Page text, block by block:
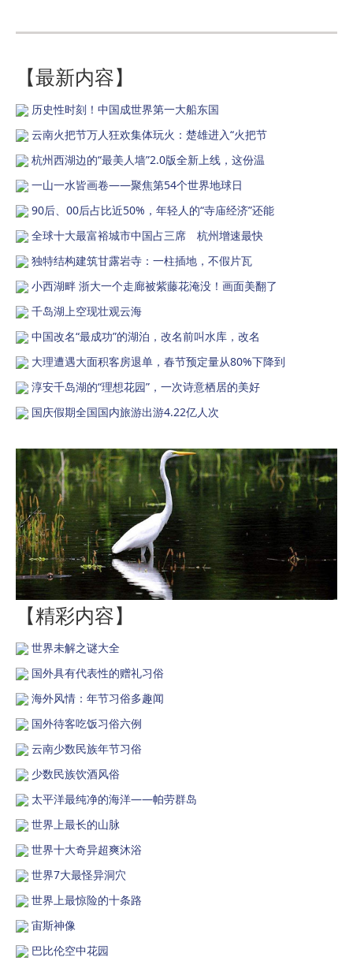
【最新内容】
历史性时刻！中国成世界第一大船东国
云南火把节万人狂欢集体玩火：楚雄进入“火把节
杭州西湖边的“最美人墙”2.0版全新上线，这份温
一山一水皆画卷——聚焦第54个世界地球日
90后、00后占比近50%，年轻人的“寺庙经济”还能
全球十大最富裕城市中国占三席 杭州增速最快
独特结构建筑甘露岩寺：一柱插地，不假片瓦
小西湖畔 浙大一个走廊被紫藤花淹没！画面美翻了
千岛湖上空现壮观云海
中国改名“最成功”的湖泊，改名前叫水库，改名
大理遭遇大面积客房退单，春节预定量从80%下降到
淳安千岛湖的“理想花园”，一次诗意栖居的美好
国庆假期全国国内旅游出游4.22亿人次
【精彩内容】
世界未解之谜大全
国外具有代表性的赠礼习俗
海外风情：年节习俗多趣闻
国外待客吃饭习俗六例
云南少数民族年节习俗
少数民族饮酒风俗
太平洋最纯净的海洋——帕劳群岛
世界上最长的山脉
世界十大奇异超爽沐浴
世界7大最怪异洞穴
世界上最惊险的十条路
宙斯神像
巴比伦空中花园